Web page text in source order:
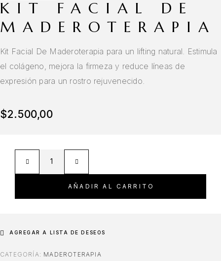
KIT FACIAL DE
MADEROTERAPIA
Kit Facial De Maderoterapia para un lifting natural. Estimula
el colágeno, mejora la firmeza y reduce líneas de
expresión para un rostro rejuvenecido.
$2.500,00
AÑADIR AL CARRITO
AGREGAR A LISTA DE DESEOS
CATEGORÍA: MADEROTERAPIA